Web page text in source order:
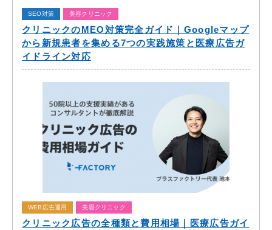
SEO対策 美容クリニック
クリニックのMEO対策完全ガイド｜Googleマップ
から新規患者を集める7つの実践施策と医療広告ガ
イドライン対応
WEB広告運用 美容クリニック
クリニック広告の全種類と費用相場｜医療広告ガイ